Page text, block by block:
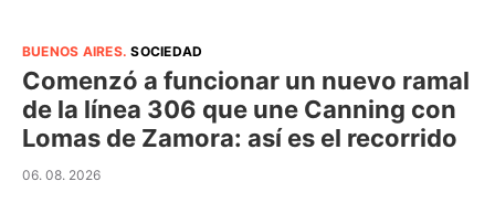
BUENOS AIRES.SOCIEDAD
Comenzó a funcionar un nuevo ramal
de la línea 306 que une Canning con
Lomas de Zamora: así es el recorrido
06. 08. 2026